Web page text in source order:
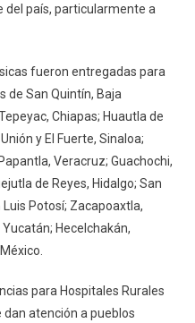
del país, particularmente a
fueron entregadas para
de San Quintín, Baja
Chiapas; Huautla de
y El Fuerte, Sinaloa;
Veracruz; Guachochi,
de Reyes, Hidalgo; San
Potosí; Zacapoaxtla,
Hecelchakán,
para Hospitales Rurales
atención a pueblos